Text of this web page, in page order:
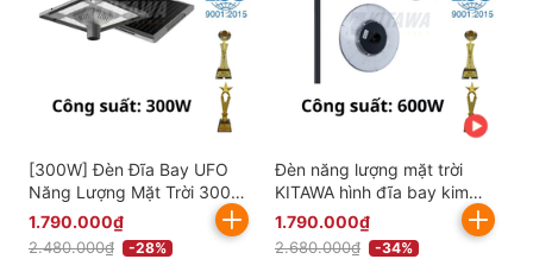
[300W] Đèn Đĩa Bay UFO
Năng Lượng Mặt Trời 300W
KITAWA - UF07.300
1.790.000₫
2.480.000₫ -28%
Đèn năng lượng mặt trời
KITAWA hình đĩa bay kim
cương UFO 600W UF1600
1.790.000₫
2.680.000₫ -34%